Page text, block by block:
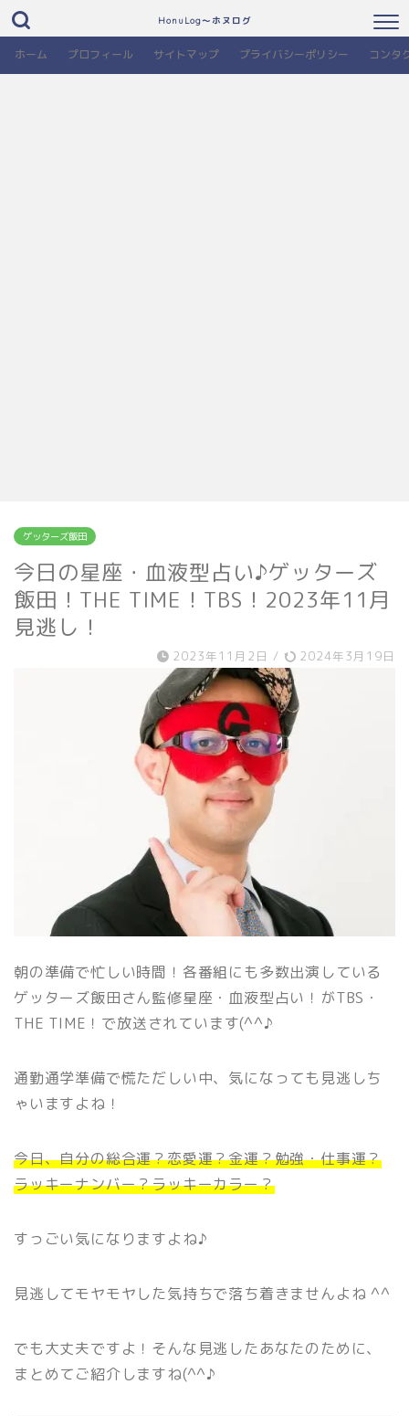
HonuLog～ホヌログ
ホーム プロフィール サイトマップ プライバシーポリシー コンタ
ゲッターズ飯田
今日の星座・血液型占い♪ゲッターズ
飯田！THE TIME！TBS！2023年11月
見逃し！
2023年11月2日 / 2024年3月19日
朝の準備で忙しい時間！各番組にも多数出演している
ゲッターズ飯田さん監修星座・血液型占い！がTBS・
THE TIME！で放送されています(^^♪
通勤通学準備で慌ただしい中、気になっても見逃しち
ゃいますよね！
今日、自分の総合運？恋愛運？金運？勉強・仕事運？
ラッキーナンバー？ラッキーカラー？
すっごい気になりますよね♪
見逃してモヤモヤした気持ちで落ち着きませんよね ^^
でも大丈夫ですよ！そんな見逃したあなたのために、
まとめてご紹介しますね(^^♪